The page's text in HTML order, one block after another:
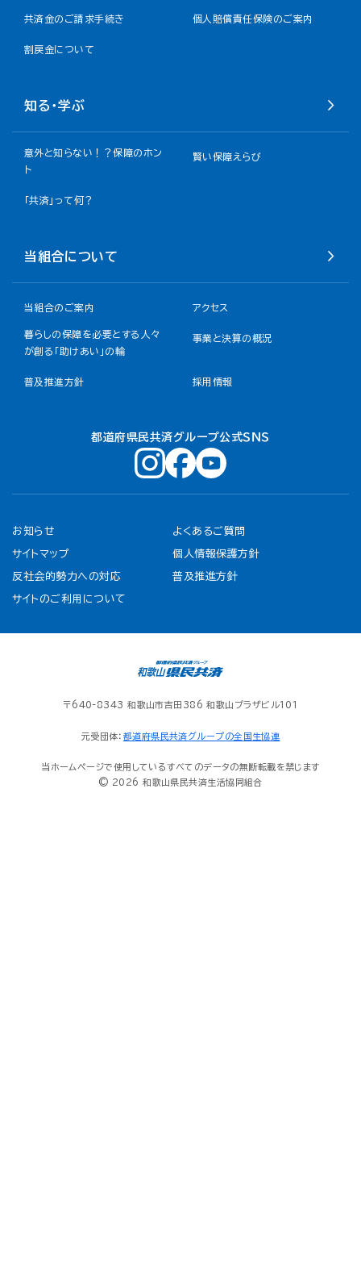
共済金のご請求手続き 個人賠償責任保険のご案内
割戻金について​
知る・学ぶ
意外と知らない！？保障のホン
ト
賢い保障えらび
「共済」って何？
当組合について
当組合のご案内 アクセス
暮らしの保障を必要とする人々
が創る「助けあい」の輪
事業と決算の概況
普及推進方針 採用情報
都道府県民共済グループ公式ＳＮＳ
お知らせ よくあるご質問
サイトマップ 個人情報保護方針
反社会的勢力への対応 普及推進方針
サイトのご利用について
〒640-8343 和歌山市吉田386 和歌山プラザビル101
元受団体： 都道府県民共済グループの全国生協連
当ホームページで使用しているすべてのデータの無断転載を禁じます
© 2026 和歌山県民共済生活協同組合